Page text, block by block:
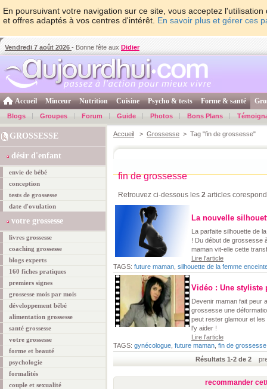
En poursuivant votre navigation sur ce site, vous acceptez
et offres adaptés à vos centres d'intérêt. En savoir plus et gérer ces
Vendredi 7 août 2026 - Bonne fête aux Didier
Accueil Minceur Nutrition Cuisine Psycho & tests Forme & santé
Blogs Groupes Forum Guide Photos Bons Plans
GROSSESSE
désir d'enfant
envie de bébé
conception
tests de grossesse
date d'ovulation
votre grossesse
livres grossesse
coaching grossesse
blogs experts
160 fiches pratiques
premiers signes
grossesse mois par mois
développement bébé
alimentation grossesse
santé grossesse
votre grossesse
forme et beauté
psychologie
formalités
couple et sexualité
Accueil > Grossesse > Tag "fin de grossesse"
fin de grossesse
Retrouvez ci-dessous les 2 articles
La nouvelle
La parfaite silhouette de
! Du début de grossesse
maman vit-elle cette
Lire l'article
TAGS: future maman silhouette de la femme
Vidéo : Une styliste
Devenir maman fait peur
grossesse une
peut rester glamour et
l'y aider !
Lire l'article
TAGS: gynécologue future maman fin de grossesse
Résultats 1-2 de 2
recommander